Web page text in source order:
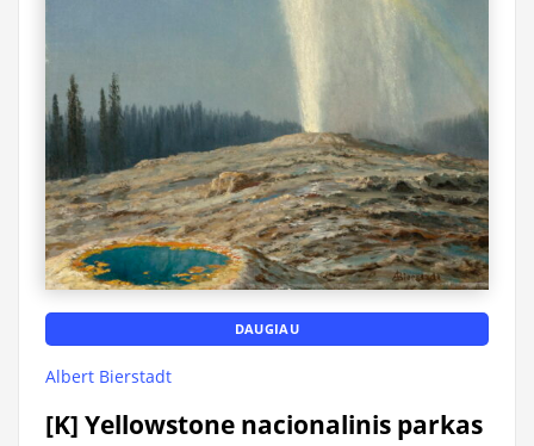
DAUGIAU
Albert Bierstadt
[K] Yellowstone nacionalinis parkas